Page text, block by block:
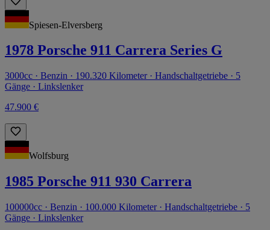
Spiesen-Elversberg
1978 Porsche 911 Carrera Series G
3000cc · Benzin · 190.320 Kilometer · Handschaltgetriebe · 5
Gänge · Linkslenker
47.900 €
Wolfsburg
1985 Porsche 911 930 Carrera
100000cc · Benzin · 100.000 Kilometer · Handschaltgetriebe · 5
Gänge · Linkslenker